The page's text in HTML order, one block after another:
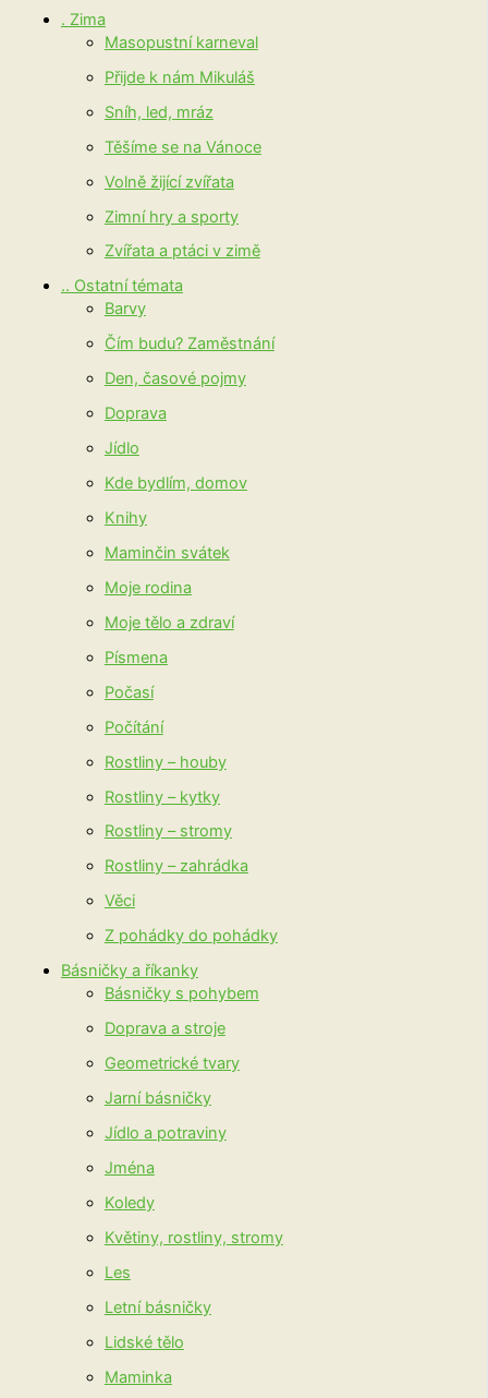
. Zima
Masopustní karneval
Přijde k nám Mikuláš
Sníh, led, mráz
Těšíme se na Vánoce
Volně žijící zvířata
Zimní hry a sporty
Zvířata a ptáci v zimě
.. Ostatní témata
Barvy
Čím budu? Zaměstnání
Den, časové pojmy
Doprava
Jídlo
Kde bydlím, domov
Knihy
Maminčin svátek
Moje rodina
Moje tělo a zdraví
Písmena
Počasí
Počítání
Rostliny – houby
Rostliny – kytky
Rostliny – stromy
Rostliny – zahrádka
Věci
Z pohádky do pohádky
Básničky a říkanky
Básničky s pohybem
Doprava a stroje
Geometrické tvary
Jarní básničky
Jídlo a potraviny
Jména
Koledy
Květiny, rostliny, stromy
Les
Letní básničky
Lidské tělo
Maminka